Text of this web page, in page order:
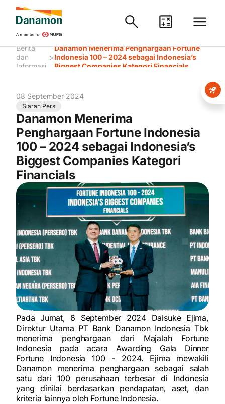
Berita
dan
Informasi
>
Danamon Menerima Penghargaan Fortune
Indonesia 100 – 2024 sebagai Indonesia’s
Biggest Companies Kategori Financials
08 September 2024
Siaran Pers
Danamon Menerima
Penghargaan Fortune Indonesia
100 – 2024 sebagai Indonesia’s
Biggest Companies Kategori
Financials
Pada Jumat, 6 September 2024 Daisuke Ejima,
Direktur Utama PT Bank Danamon Indonesia Tbk
menerima penghargaan dari Majalah Fortune
Indonesia pada acara Awarding Gala Dinner
Fortune Indonesia 100 - 2024. Ejima mewakili
Danamon menerima penghargaan sebagai salah
satu dari 100 perusahaan terbesar di Indonesia
yang dinilai berdasarkan pendapatan, aset, dan
kriteria lainnya oleh Fortune Indonesia.